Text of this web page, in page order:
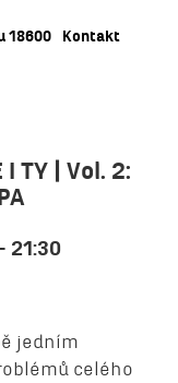
18600 Kontakt
I TY | Vol. 2:
21:30
jedním
celého